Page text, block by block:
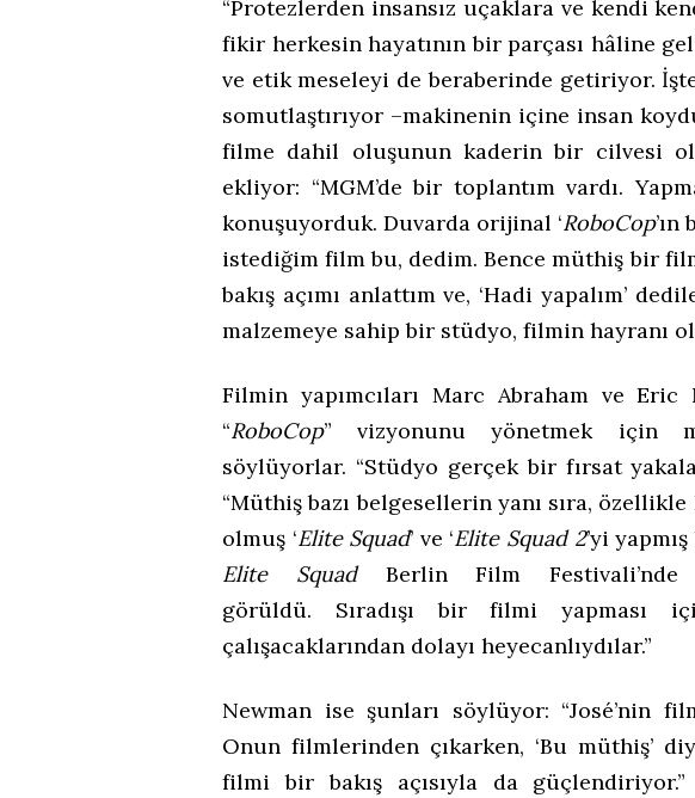
“Protezlerden insansız uçaklara ve kendi
fikir herkesin hayatının bir parçası hâline
ve etik meseleyi de beraberinde getiriyor.
somutlaştırıyor –makinenin içine insan
filme dahil oluşunun kaderin bir cilvesi
ekliyor: “MGM’de bir toplantım vardı.
konuşuyorduk. Duvarda orijinal ‘RoboCop
istediğim film bu, dedim. Bence müthiş bir
bakış açımı anlattım ve, ‘Hadi yapalım’
malzemeye sahip bir stüdyo, filmin hayranı
Filmin yapımcıları Marc Abraham ve Eric
“RoboCop” vizyonunu yönetmek için
söylüyorlar. “Stüdyo gerçek bir fırsat
“Müthiş bazı belgesellerin yanı sıra, özellikle
olmuş ‘Elite Squad’ ve ‘Elite Squad 2’yi
Elite
SquadBerlin Film Festivali’nde
görüldü. Sıradışı bir filmi yapması
çalışacaklarından dolayı heyecanlıydılar.”
Newman ise şunları söylüyor: “José’nin
Onun filmlerinden çıkarken, ‘Bu müthiş’
filmi bir bakış açısıyla da güçlendiriyor.”